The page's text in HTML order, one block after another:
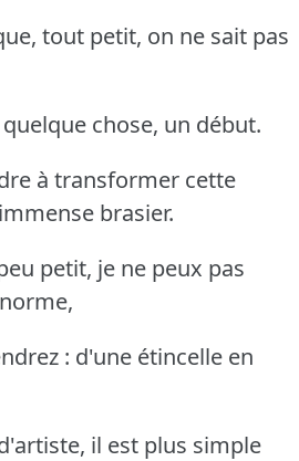
tout petit, on ne sait pas
chose, un début.
à transformer cette
brasier.
petit, je ne peux pas
: d'une étincelle en
il est plus simple